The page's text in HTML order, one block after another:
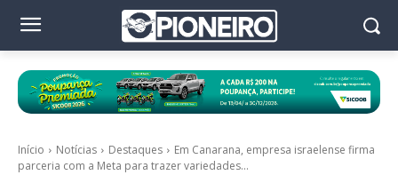
Início Notícias Destaques
Em Canarana, empresa israelense firma
parceria com a Meta para trazer variedades...